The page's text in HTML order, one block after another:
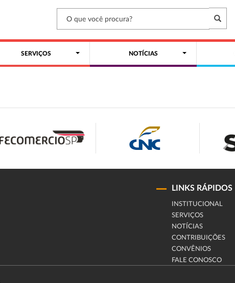
SERVIÇOS NOTÍCIAS
LINKS RÁPIDOS
INSTITUCIONAL
SERVIÇOS
NOTÍCIAS
CONTRIBUIÇÕES
CONVÊNIOS
FALE CONOSCO